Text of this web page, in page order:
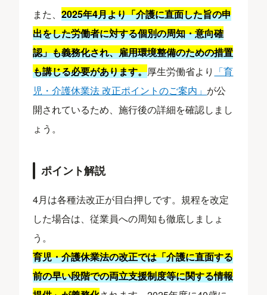
また、2025年4月より「介護に直面した旨の申
出をした労働者に対する個別の周知・意向確
認」も義務化され、雇用環境整備のための措置
も講じる必要があります。厚生労働省より 「育
児・介護休業法 改正ポイントのご案内」 が公
開されているため、施行後の詳細を確認しまし
ょう。
ポイント解説
4月は各種法改正が目白押しです。規程を改定
した場合は、従業員への周知も徹底しましょ
う。
育児・介護休業法の改正では「介護に直面する
前の早い段階での両立支援制度等に関する情報